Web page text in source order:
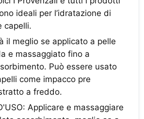
ideali per l’idratazione di
capelli.
il meglio se applicato a pelle
e massaggiato fino a
Può essere usato
come impacco pre
a freddo.
Applicare e massaggiare